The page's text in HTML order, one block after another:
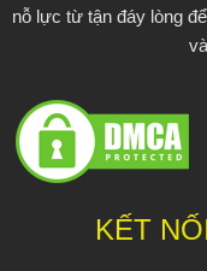
nỗ lực từ tận đáy lòng
KẾT